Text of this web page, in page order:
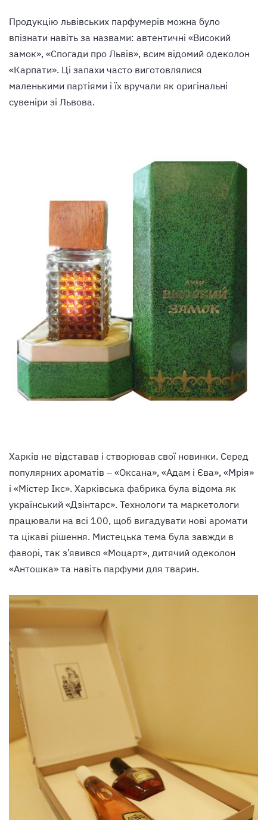
Продукцію львівських парфумерів можна було
впізнати навіть за назвами: автентичні «Високий
замок», «Спогади про Львів», всим відомий одеколон
«Карпати». Ці запахи часто виготовлялися
маленькими партіями і їх вручали як оригінальні
сувеніри зі Львова.
Харків не відставав і створював свої новинки. Серед
популярних ароматів – «Оксана», «Адам і Єва», «Мрія»
і «Містер Ікс». Харківська фабрика була відома як
український «Дзінтарс». Технологи та маркетологи
працювали на всі 100, щоб вигадувати нові аромати
та цікаві рішення. Мистецька тема була завжди в
фаворі, так з’явився «Моцарт», дитячий одеколон
«Антошка» та навіть парфуми для тварин.